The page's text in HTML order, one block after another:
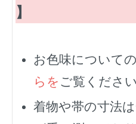
】
お色味について
らを ご覧くださ
着物や帯の寸法